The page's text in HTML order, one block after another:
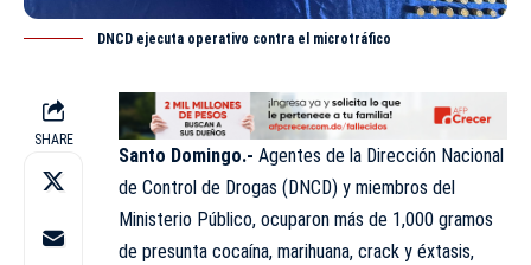
DNCD ejecuta operativo contra el microtráfico
SHARE
Santo Domingo.- Agentes de la Dirección Nacional
de Control de Drogas (DNCD) y miembros del
Ministerio Público, ocuparon más de 1,000 gramos
de presunta cocaína, marihuana, crack y éxtasis,